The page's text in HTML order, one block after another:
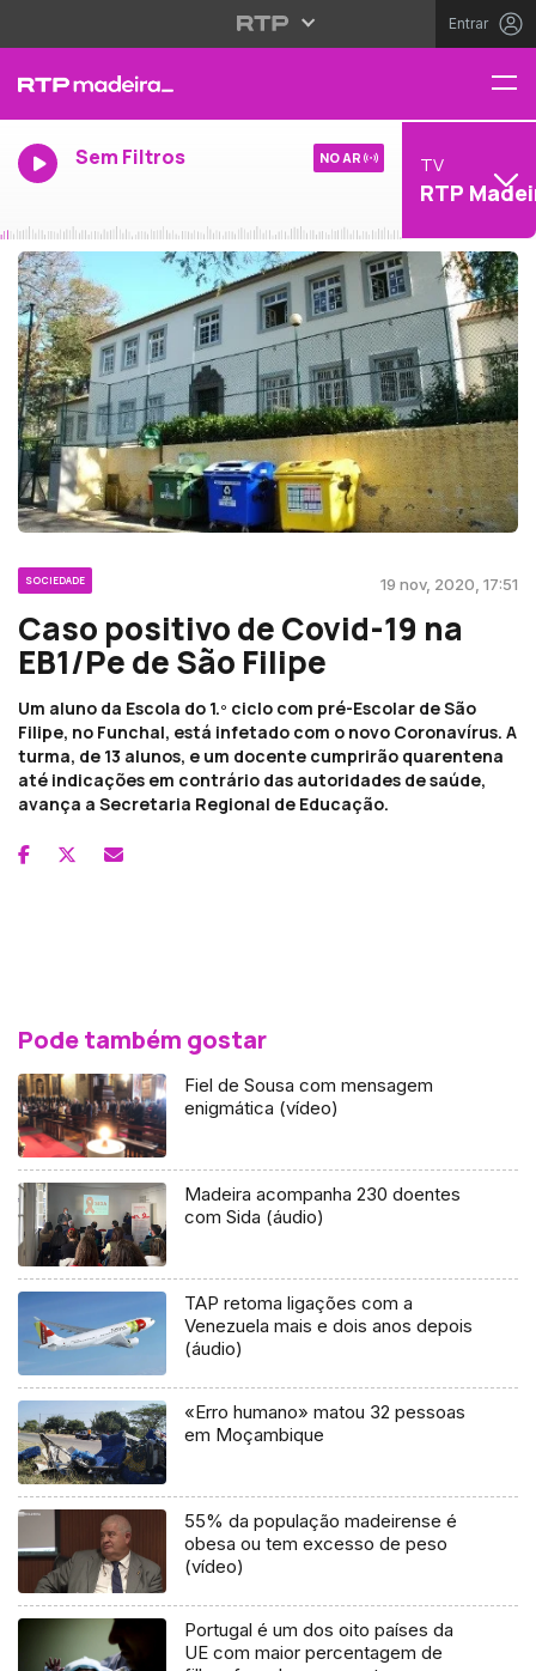
Entrar
Sem Filtros NO AR TV
RTP
SOCIEDADE 19 nov, 2020, 17:51
Caso positivo de Covid-19 na
EB1/Pe de São Filipe
Um aluno da Escola do 1.º ciclo com pré-Escolar de São
Filipe, no Funchal, está infetado com o novo Coronavírus. A
turma, de 13 alunos, e um docente cumprirão quarentena
até indicações em contrário das autoridades de saúde,
avança a Secretaria Regional de Educação.
Pode também gostar
Fiel de Sousa com mensagem
enigmática (vídeo)
Madeira acompanha 230 doentes
com Sida (áudio)
TAP retoma ligações com a
Venezuela mais e dois anos depois
(áudio)
«Erro humano» matou 32 pessoas
em Moçambique
55% da população madeirense é
obesa ou tem excesso de peso
(vídeo)
Portugal é um dos oito países da
UE com maior percentagem de